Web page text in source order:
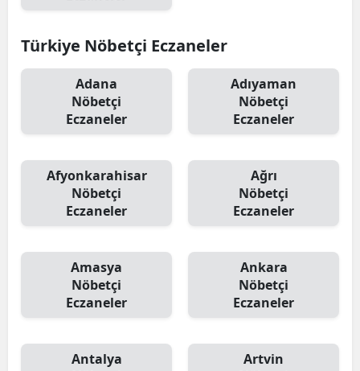
Türkiye Nöbetçi Eczaneler
Adana
Nöbetçi
Eczaneler
Adıyaman
Nöbetçi
Eczaneler
Afyonkarahisar
Nöbetçi
Eczaneler
Ağrı
Nöbetçi
Eczaneler
Amasya
Nöbetçi
Eczaneler
Ankara
Nöbetçi
Eczaneler
Antalya
Artvin